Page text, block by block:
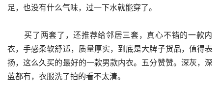
足，也没有什么气味，过一下水就能穿了。
衣，手感柔软舒适，质量厚实，到底是大牌子货品，值得表
扬，这么久买的最好的一款男款内衣。五分赞赞。深灰，深
蓝都有，衣服洗了拍的看不太清。